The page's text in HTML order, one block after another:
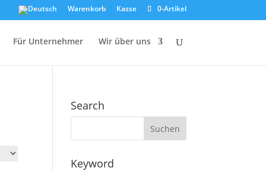
Warenkorb Kasse 0-Artikel
Für Unternehmer Wir über uns
Search
Keyword